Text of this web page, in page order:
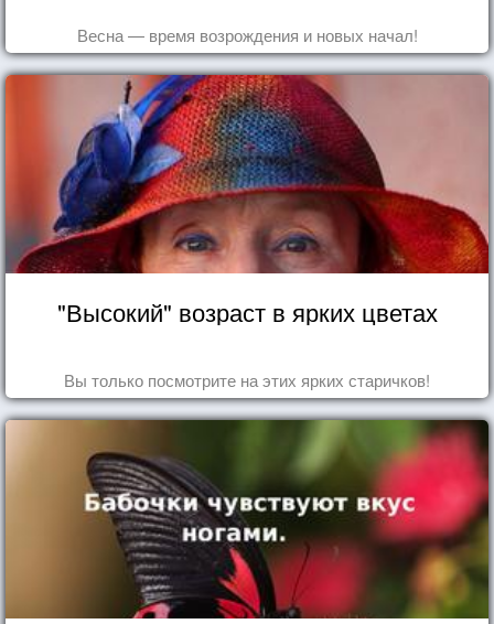
Весна — время возрождения и новых начал!
"Высокий" возраст в ярких цветах
Вы только посмотрите на этих ярких старичков!